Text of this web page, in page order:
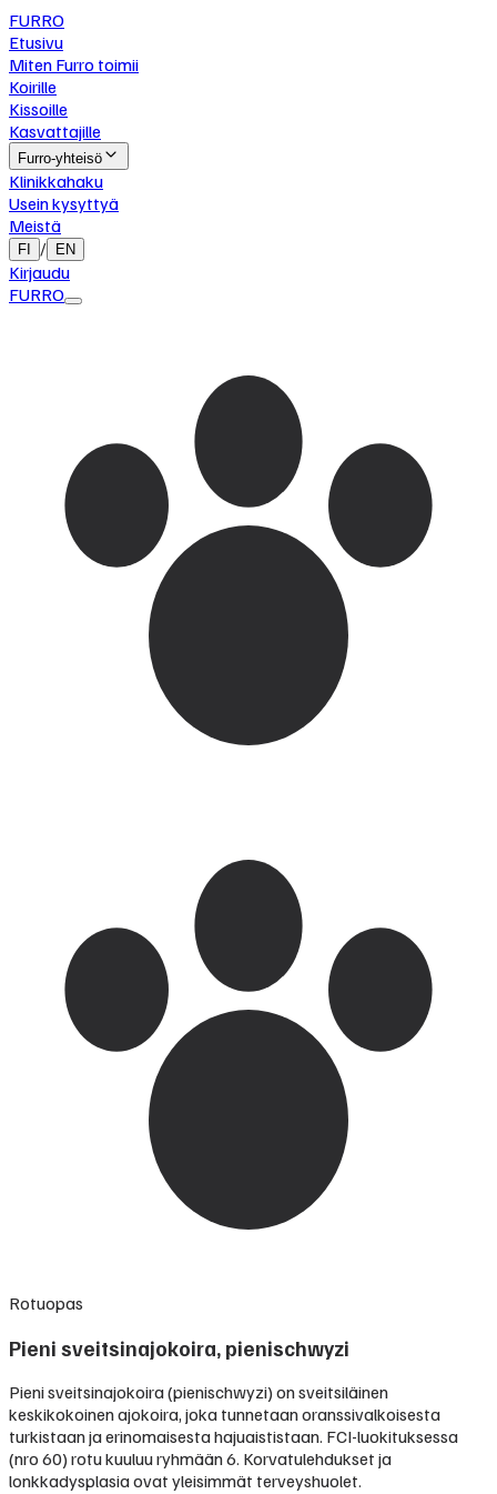
FURRO
Etusivu
Miten Furro toimii
Koirille
Kissoille
Kasvattajille
Furro-yhteisö
Klinikkahaku
Usein kysyttyä
Meistä
FI / EN
Kirjaudu
FURRO
Rotuopas
Pieni sveitsinajokoira, pienischwyzi
Pieni sveitsinajokoira (pienischwyzi) on sveitsiläinen
keskikokoinen ajokoira, joka tunnetaan oranssivalkoisesta
turkistaan ja erinomaisesta hajuaististaan. FCI-luokituksessa
(nro 60) rotu kuuluu ryhmään 6. Korvatulehdukset ja
lonkkadysplasia ovat yleisimmät terveyshuolet.